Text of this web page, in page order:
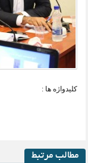
کلیدواژه ها :
مطالب مرتبط